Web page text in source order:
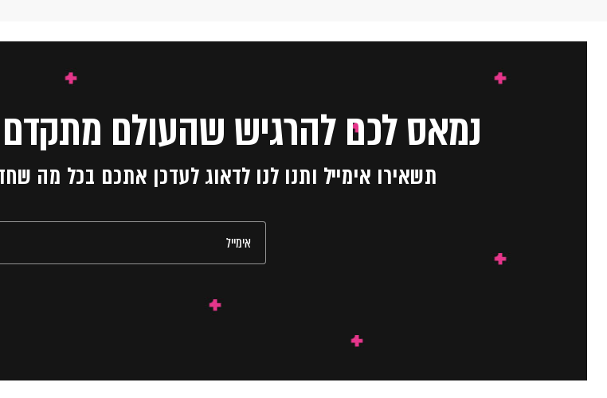
נמאס לכם להרגיש שהעולם
תשאירו אימייל ותנו לנו לדאוג לעדכן אתכם בכל מה